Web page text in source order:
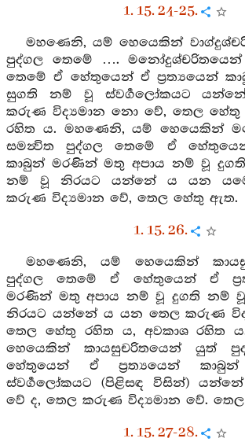
1. 15. 24-25.
මහණෙනි, යම් හෙයෙකින්
පුද්ගල තෙමේ …. මනෝදුශ්චරිතයෙන්
තෙමේ ඒ හේතුයෙන් ඒ ප්‍රත්‍යයෙන්
සුගති නම් වූ ස්වර්‍ගලෝකයට
කරුණ විද්‍යමාන නො වේ, තෙල හේතු
රහිත ය. මහණෙනි, යම් හෙයෙකින්
සමන්‍විත පුද්ගල තෙමේ ඒ
කාබුන් මරණින් මතු අපාය නම් වූ
නම් වූ නිරයට යන්නේ ය යන
කරුණ විද්‍යමාන වේ, තෙල හේතු ඇත.
1. 15. 26.
මහණෙනි, යම් හෙයෙකින්
පුද්ගල තෙමේ ඒ හේතුයෙන් ඒ
මරණින් මතු අපාය නම් වූ දුගති නම්
නිරයට යන්නේ ය යන තෙල කරුණ
තෙල හේතු රහිත ය, අවකාශ රහිත
හෙයෙකින් කායසුචරිතයෙන් යුත්
හේතුයෙන් ඒ ප්‍රත්‍යයෙන්
ස්වර්‍ගලෝකයට (පිළිසඳ විසින්)
වේ ද, තෙල කරුණ විද්‍යමාන වේ.
1. 15. 27-28.